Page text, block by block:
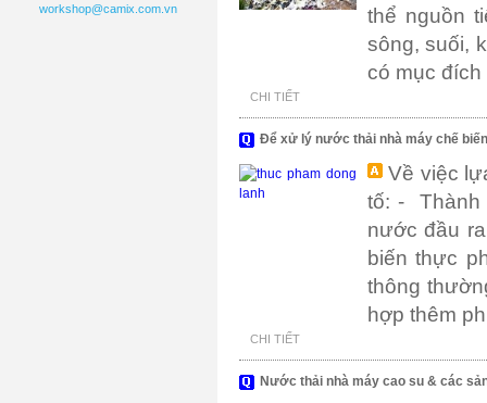
workshop@camix.com.vn
thể nguồn
sông, suối,
có mục
CHI TIẾT
Để xử lý nước thải nhà máy chế
Về việc
tố: - Thành
nước đầu
biến thực
thông
hợp thêm
CHI TIẾT
Nước thải nhà máy cao su & các